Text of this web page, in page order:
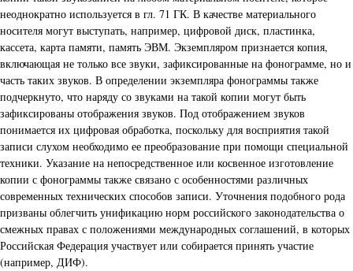
неоднократно используется в гл. 71 ГК. В качестве материального
носителя могут выступать, например, цифровой диск, пластинка,
кассета, карта памяти, память ЭВМ. Экземпляром признается копия,
включающая не только все звуки, зафиксированные на фонограмме, но и
часть таких звуков. В определении экземпляра фонограммы также
подчеркнуто, что наряду со звуками на такой копии могут быть
зафиксированы отображения звуков. Под отображением звуков
понимается их цифровая обработка, поскольку для восприятия такой
записи слухом необходимо ее преобразование при помощи специальной
техники. Указание на непосредственное или косвенное изготовление
копии с фонограммы также связано с особенностями различных
современных технических способов записи. Уточнения подобного рода
призваны облегчить унификацию норм российского законодательства о
смежных правах с положениями международных соглашений, в которых
Российская Федерация участвует или собирается принять участие
(например, ДИФ).